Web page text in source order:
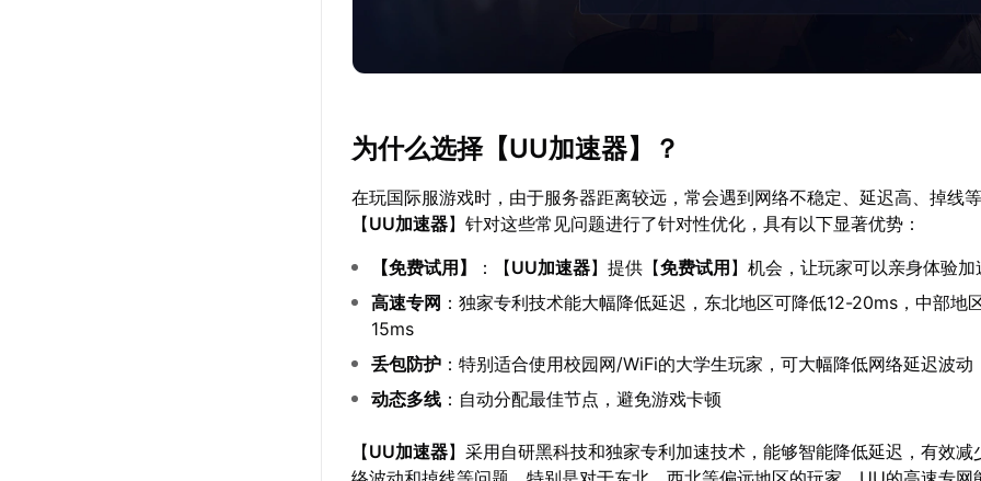
为什么选择【UU加速器】？
在玩国际服游戏时，由于服务器距离较远，常会遇到网络不稳定、延迟高、掉线
【UU加速器】针对这些常见问题进行了针对性优化，具有以下显著优势：
【免费试用 】 ：【UU加速器】提供【免费试用 】机会，让玩家可以亲身体验加
高速专网 ：独家专利技术能大幅降低延迟，东北地区可降低12-20ms，中部地
15ms
丢包防护 ：特别适合使用校园网/WiFi的大学生玩家，可大幅降低网络延迟波动
动态多线 ：自动分配最佳节点，避免游戏卡顿
【UU加速器】采用自研黑科技和独家专利加速技术，能够智能降低延迟，有效减